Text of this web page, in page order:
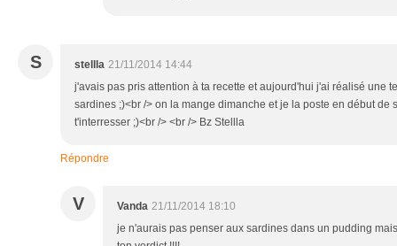
S stellla 21/11/2014 14:44
j'avais pas pris attention à ta recette et aujourd'hui j'ai réalisé une
sardines ;)<br /> on la mange dimanche et je la poste en début de
t'interresser ;)<br /> <br /> Bz Stellla
Répondre
V Vanda 21/11/2014 18:10
je n'aurais pas penser aux sardines dans un pudding